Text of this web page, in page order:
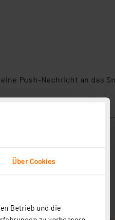
Über Cookies
Betrieb und die
Push-Nachricht an das